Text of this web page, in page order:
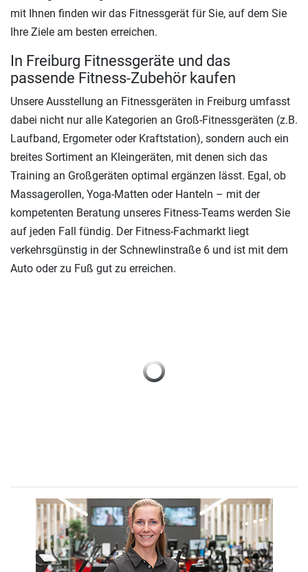
mit Ihnen finden wir das Fitnessgerät für Sie, auf dem Sie
Ihre Ziele am besten erreichen.
In Freiburg Fitnessgeräte und das
passende Fitness-Zubehör kaufen
Unsere Ausstellung an Fitnessgeräten in Freiburg umfasst
dabei nicht nur alle Kategorien an Groß-Fitnessgeräten (z.B.
Laufband, Ergometer oder Kraftstation), sondern auch ein
breites Sortiment an Kleingeräten, mit denen sich das
Training an Großgeräten optimal ergänzen lässt. Egal, ob
Massagerollen, Yoga-Matten oder Hanteln – mit der
kompetenten Beratung unseres Fitness-Teams werden Sie
auf jeden Fall fündig. Der Fitness-Fachmarkt liegt
verkehrsgünstig in der Schnewlinstraße 6 und ist mit dem
Auto oder zu Fuß gut zu erreichen.